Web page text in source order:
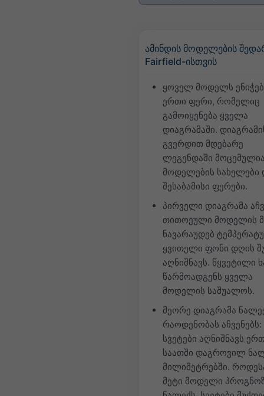
ამინდის მოდელების
Fairfield-ისთვის
ყოველ მოდელს
ერთი ფერი, რომელიც
გამოიყენება ყველა
დიაგრამაში.
გვერდით მდებარე
ლეგენდაში
მოდელების სახელები
შესაბამისი ფერები.
პირველი დიაგრამა
თითოეული მოდელის
ნავარაუდებ
ყვითელი ფონი დღის
აღნიშნავს. წყვეტილი
წარმოადგენს ყველა
მოდელის საშუალოს.
მეორე დიაგრამა
რაოდენობას
სვეტები აღნიშნავს
საათში დაგროვილ
მილიმეტრებში.
მეტი მოდელი